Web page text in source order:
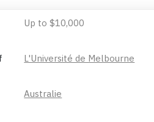
Up to $10,000
L'Université de Melbourne
Australie